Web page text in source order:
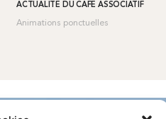
ACTUALITÉ DU CAFÉ ASSOCIATIF
Animations ponctuelles